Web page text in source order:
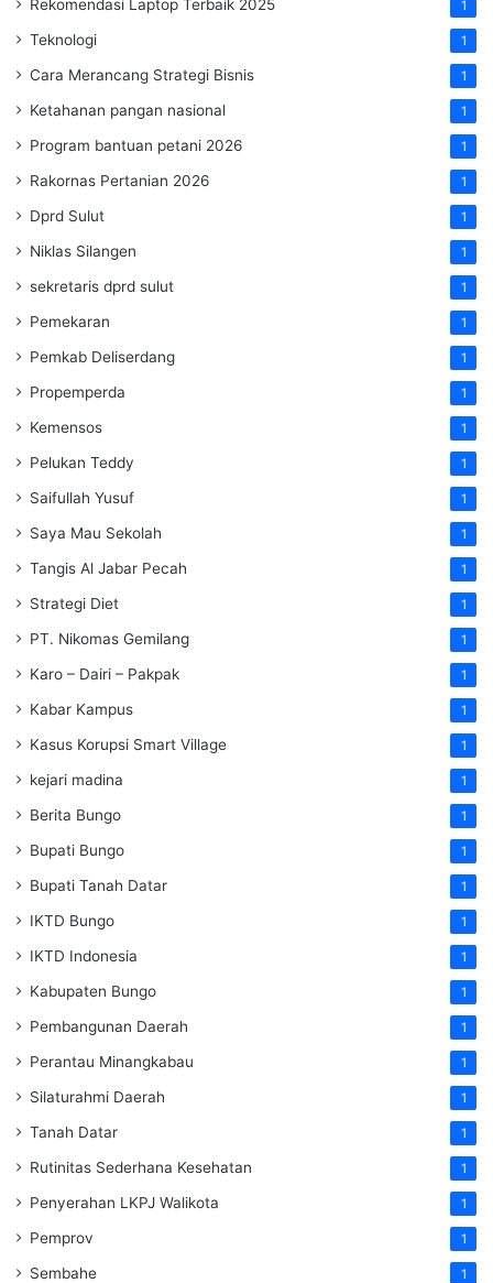
Rekomendasi Laptop Terbaik 2025 1
Teknologi 1
Cara Merancang Strategi Bisnis 1
Ketahanan pangan nasional 1
Program bantuan petani 2026 1
Rakornas Pertanian 2026 1
Dprd Sulut 1
Niklas Silangen 1
sekretaris dprd sulut 1
Pemekaran 1
Pemkab Deliserdang 1
Propemperda 1
Kemensos 1
Pelukan Teddy 1
Saifullah Yusuf 1
Saya Mau Sekolah 1
Tangis Al Jabar Pecah 1
Strategi Diet 1
PT. Nikomas Gemilang 1
Karo – Dairi – Pakpak 1
Kabar Kampus 1
Kasus Korupsi Smart Village 1
kejari madina 1
Berita Bungo 1
Bupati Bungo 1
Bupati Tanah Datar 1
IKTD Bungo 1
IKTD Indonesia 1
Kabupaten Bungo 1
Pembangunan Daerah 1
Perantau Minangkabau 1
Silaturahmi Daerah 1
Tanah Datar 1
Rutinitas Sederhana Kesehatan 1
Penyerahan LKPJ Walikota 1
Pemprov 1
Sembahe 1